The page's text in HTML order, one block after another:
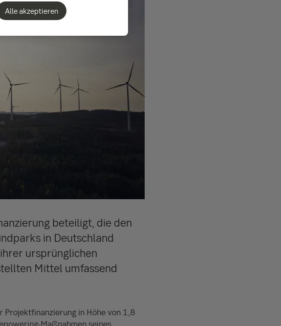
beteiligt, die den
in Deutschland
ursprünglichen
Mittel umfassend
Projektfinanzierung in Höhe von 1,8
Maßnahmen seines
Alle akzeptieren